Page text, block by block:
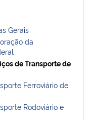
Gerais
da
de Transporte de
Ferroviário de
Rodoviário e